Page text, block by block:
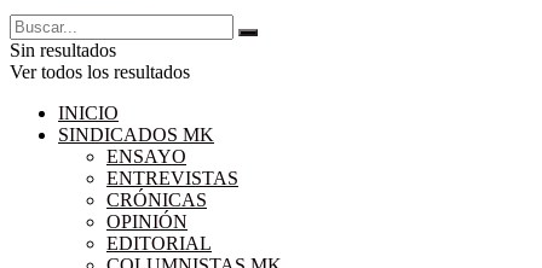
Sin resultados
Ver todos los resultados
INICIO
SINDICADOS MK
ENSAYO
ENTREVISTAS
CRÓNICAS
OPINIÓN
EDITORIAL